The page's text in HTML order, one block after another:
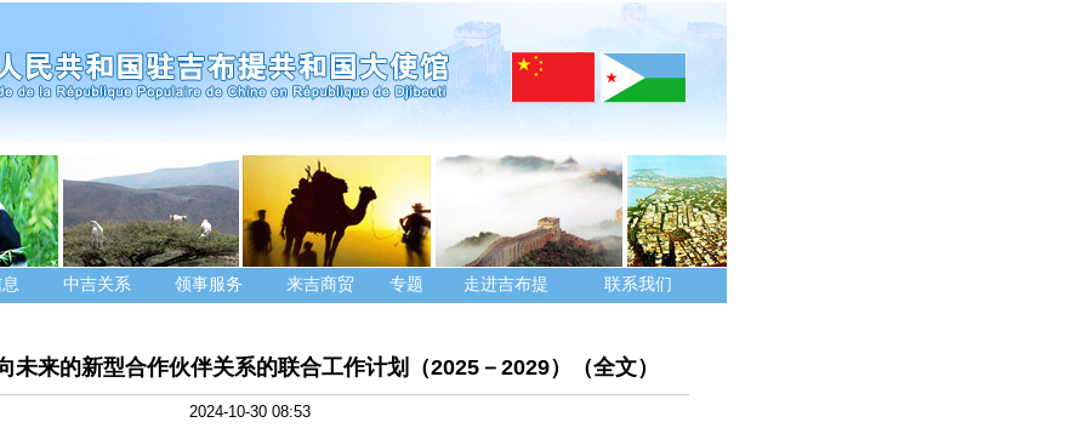
中吉关系 领事服务 来吉商贸 专题 走进吉布提 联系我们
未来的新型合作伙伴关系的联合工作计划（2025－2029）（全文）
2024-10-30 08:53